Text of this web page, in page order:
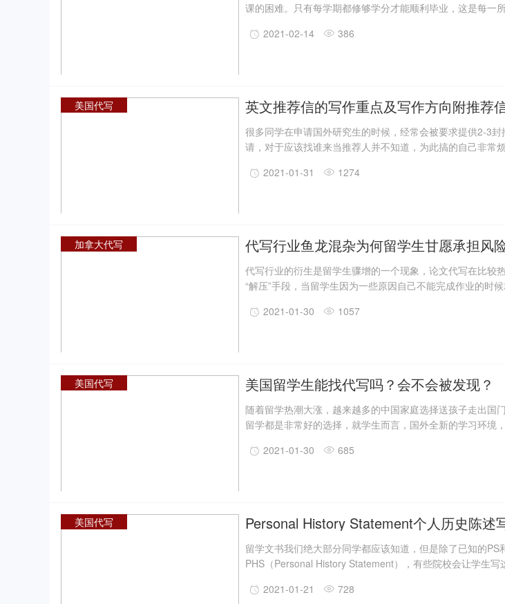
课的困难。只有每学期都修够学分才能顺利毕业，这是每一
学生们平时的网课量已经足够多了，而现在所有课程都改到
2021-02-14 386
美国代写 英文推荐信的写作重点及写作方向附推荐
很多同学在申请国外研究生的时候，经常会被要求提供2-3
请，对于应该找谁来当推荐人并不知道，为此搞的自己非常
作重点和方向，另外还有英文推荐信模板！希望对各位同学有
2021-01-31 1274
加拿大代写 代写行业鱼龙混杂为何留学生甘愿承担风
代写行业的衍生是留学生骤增的一个现象，论文代写在比较
“解压”手段，当留学生因为一些原因自己不能完成作业的时
2021-01-30 1057
美国代写 美国留学生能找代写吗？会不会被发现？
随着留学热潮大涨，越来越多的中国家庭选择送孩子走出国
留学都是非常好的选择，就学生而言，国外全新的学习环境
如大雪纷飞一样，踏然而至，为了缓解学业压力，很多留学
2021-01-30 685
美国代写 Personal History Statement个人历史陈述
留学文书我们绝大部分同学都应该知道，但是除了已知的PS
PHS（Personal History Statement），有些院校会让学生
给大家讲解一下Personal History Statement个人历史陈述如
2021-01-21 728